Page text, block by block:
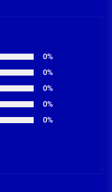
0%
0%
0%
0%
0%